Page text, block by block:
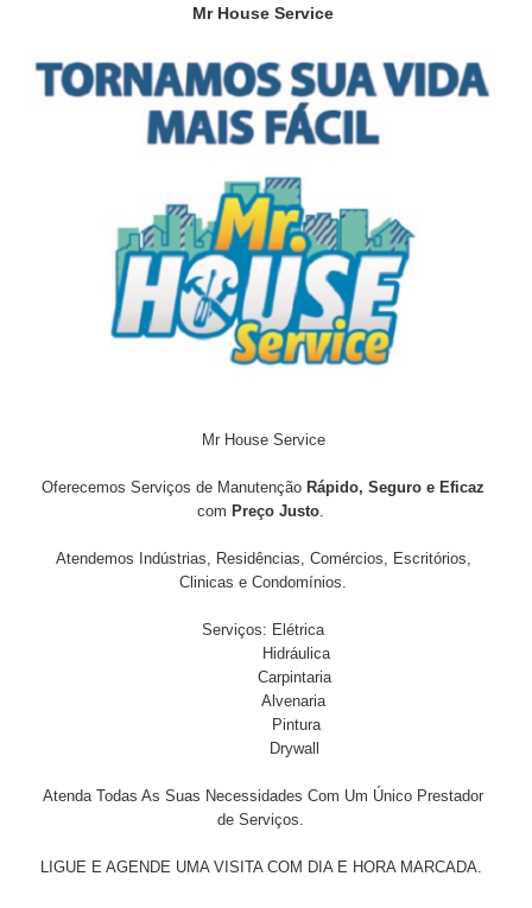
Mr House Service
Mr House Service
Oferecemos Serviços de Manutenção Rápido, Seguro e Eficaz
com Preço Justo.
Atendemos Indústrias, Residências, Comércios, Escritórios,
Clinicas e Condomínios.
Serviços: Elétrica
Hidráulica
Carpintaria
Alvenaria
Pintura
Drywall
Atenda Todas As Suas Necessidades Com Um Único Prestador
de Serviços.
LIGUE E AGENDE UMA VISITA COM DIA E HORA MARCADA.